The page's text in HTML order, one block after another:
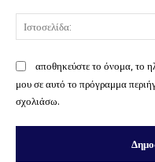
αποθηκεύστε το όνομα, το
μου σε αυτό το πρόγραμμα
σχολιάσω.